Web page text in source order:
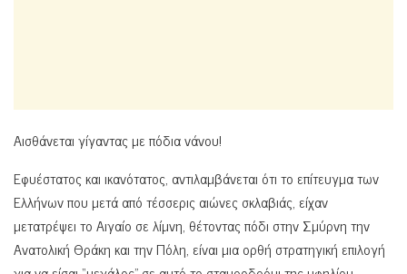
Αισθάνεται γίγαντας με πόδια νάνου!
Εφυέστατος και ικανότατος, αντιλαμβάνεται ότι το επίτευγμα των
Ελλήνων που μετά από τέσσερις αιώνες σκλαβιάς, είχαν
μετατρέψει το Αιγαίο σε λίμνη, θέτοντας πόδι στην Σμύρνη την
Ανατολική Θράκη και την Πόλη, είναι μια ορθή στρατηγική επιλογή